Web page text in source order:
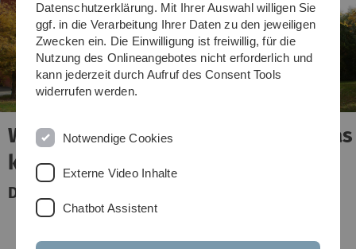
bietet das
gibt Antwort
Datenschutzerklärung. Mit Ihrer Auswahl willigen Sie
ggf. in die Verarbeitung Ihrer Daten zu den jeweiligen
Zwecken ein. Die Einwilligung ist freiwillig, für die
Nutzung des Onlineangebotes nicht erforderlich und
kann jederzeit durch Aufruf des Consent Tools
widerrufen werden.
Notwendige Cookies
Externe Video Inhalte
Chatbot Assistent